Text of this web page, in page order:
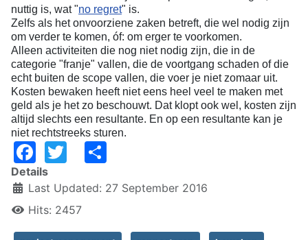
nuttig is, wat "no regret" is.
Zelfs als het onvoorziene zaken betreft, die wel nodig zijn
om verder te komen, óf: om erger te voorkomen.
Alleen activiteiten die nog niet nodig zijn, die in de
categorie "franje" vallen, die de voortgang schaden of die
echt buiten de scope vallen, die voer je niet zomaar uit.
Kosten bewaken heeft niet eens heel veel te maken met
geld als je het zo beschouwt. Dat klopt ook wel, kosten zijn
altijd slechts een resultante. En op een resultante kan je
niet rechtstreeks sturen.
Facebook
Twitter
Details
Last Updated: 27 September 2016
Hits: 2457